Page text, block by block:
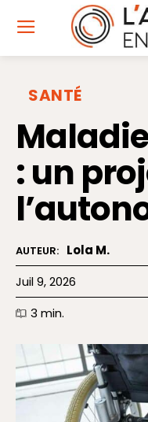
SANTÉ
: un
AUTEUR: Lola M.
Juil 9, 2026
3 min.